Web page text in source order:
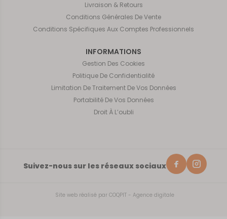
Livraison & Retours
Conditions Générales De Vente
Conditions Spécifiques Aux Comptes Professionnels
INFORMATIONS
Gestion Des Cookies
Politique De Confidentialité
Limitation De Traitement De Vos Données
Portabilité De Vos Données
Droit À L’oubli
Suivez-nous sur les réseaux sociaux
Site web réalisé par COQPIT - Agence digitale